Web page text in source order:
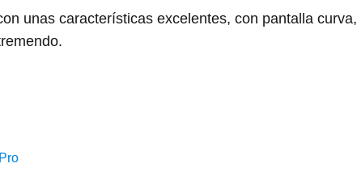
unas características excelentes, con pantalla curva,